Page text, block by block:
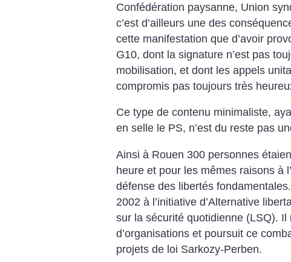
Confédération paysanne, Union
c’est d’ailleurs une des
cette manifestation que d’avoir
G10, dont la signature n’est pas
mobilisation, et dont les appels
compromis pas toujours très
Ce type de contenu minimaliste,
en selle le PS, n’est du reste pas
Ainsi à Rouen 300 personnes
heure et pour les mêmes raisons à
défense des libertés
2002 à l’initiative d’Alternative
sur la sécurité quotidienne (LSQ).
d’organisations et poursuit ce
projets de loi Sarkozy-Perben.